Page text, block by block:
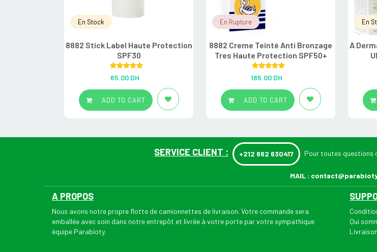
En Stock
8882 Stick Label Haute Protection
SPF30
Rated5.00
out of 5
65.00 DH
ADD TO CART
En Rupture
8882 Creme Teinté Anti Bronzage
Tres Haute Protection SPF50+
Rated 5.00
out of 5
185.00 DH
ADD TO CART
En
A
SERVICE CLIENT : +212 662 630417 Pour toutes questions
MAIL :
A PROPOS
Nous avons notre propre flotte de camionnettes de livraison. Votre commande sera
emballée avec soin dans notre entrepôt et livrée à votre porte par votre sympathique
équipe Parabioty.
Qui